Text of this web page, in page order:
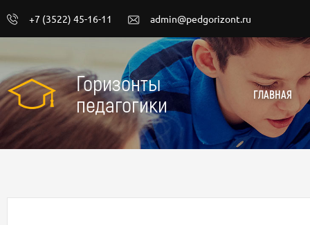
+7 (3522) 45-16-11 admin@pedgorizont.ru
Горизонты
педагогики
ГЛАВНАЯ